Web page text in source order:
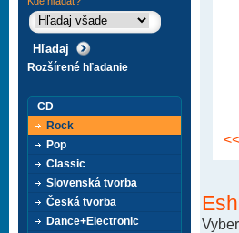
Rozšírené hľadanie
CD
Rock
Pop
Classic
Slovenská tvorba
Česká tvorba
Dance+Electronic